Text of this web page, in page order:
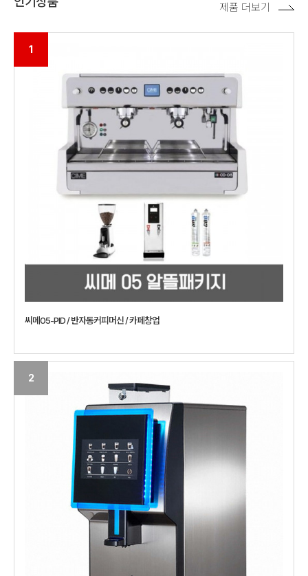
1
씨메05-PID / 반자동커피머신 / 카페창업
2
제품 더보기